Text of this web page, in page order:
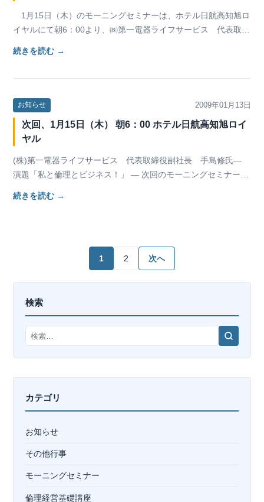
1月15日（木）のモーニングセミナーは、ホテル日航高知旭ロ
イヤルにて朝6：00より、㈱第一電器ライフサービス 代表取締
続きを読む →
お知らせ 2009年01月13日
次回、1月15日（木） 朝6：00 ホテル日航高知旭ロイ
ヤル
(株)第一電器ライフサービス 代表取締役副社長 手島修氏―
演題「私と倫理とビジネス！」 ― 次回のモーニングセミナー
続きを読む →
稿
ー
送
1 2 次へ
検索
検
カテゴリ
お知らせ
その他行事
モーニングセミナー
倫理経営基礎講座